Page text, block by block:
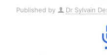
Published by Dr Sylvain